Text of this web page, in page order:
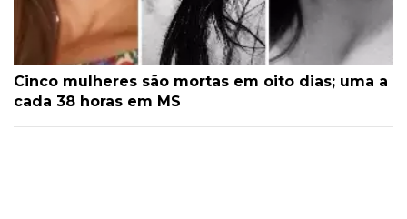
Cinco mulheres são mortas em oito dias; uma a
cada 38 horas em MS